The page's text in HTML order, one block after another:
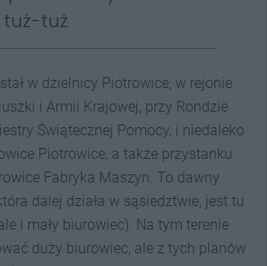
tuż
w dzielnicy Piotrowice, w rejonie
i Armii Krajowej, przy Rondzie
Świątecznej Pomocy, i niedaleko
Piotrowice, a także przystanku
Fabryka Maszyn. To dawny
dalej działa w sąsiedztwie, jest tu
i mały biurowiec). Na tym terenie
duży biurowiec, ale z tych planów